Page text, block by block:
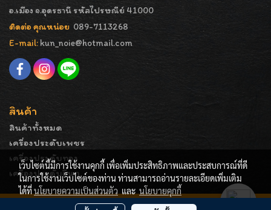
อ.เมือง จ.อุดรธานี รหัสไปรษณีย์ 41000
ติดต่อ คุณหน่อย 089-7113268
E-mail: kun_noie@hotmail.com
สินค้า
สินค้าทั้งหมด
เครื่องประดับเพชร
เครื่องประดับทอง
เครื่องประดับอื่นๆ
COPYRIGHT - ENGNAMHENG | รูปภาพมีลิขสิทธิ์ ห้ามมิให้
เว็บไซต์นี้มีการใช้งานคุกกี้ เพื่อเพิ่มประสิทธิภาพและประสบการณ์ที่ดี
ในการใช้งานเว็บไซต์ของท่าน ท่านสามารถอ่านรายละเอียดเพิ่มเติม
ได้ที่นโยบายความเป็นส่วนตัว และ นโยบายคุกกี้